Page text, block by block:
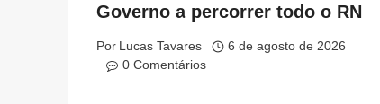
Governo a percorrer todo o RN
Por Lucas Tavares
6 de agosto de 2026
0 Comentários